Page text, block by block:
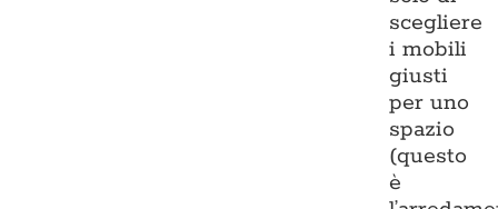
scegliere
i mobili
giusti
per uno
spazio
(questo
è